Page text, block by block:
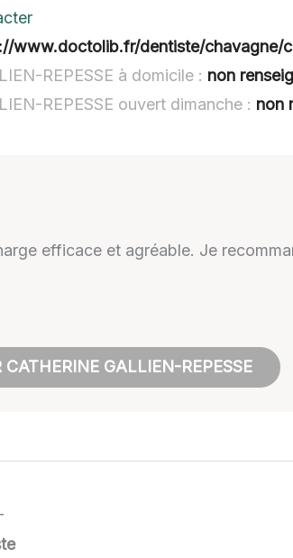
www.doctolib.fr/dentiste/chavagne/
REPESSE à domicile : non
REPESSE ouvert dimanche : non
efficace et agréable. Je
GALLIEN-REPESSE